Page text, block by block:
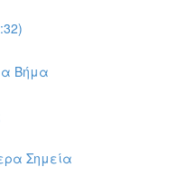
Βήμα
Σημεία